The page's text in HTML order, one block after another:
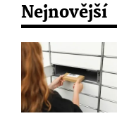
Nejnovější